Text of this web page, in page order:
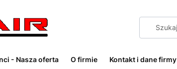
- Nasza oferta O firmie Kontakt i dane firmy